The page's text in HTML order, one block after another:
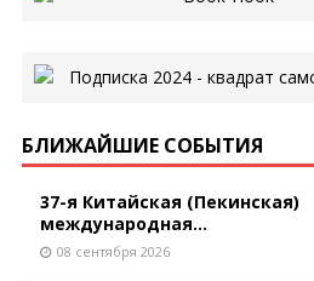
БЛИЖАЙШИЕ СОБЫТИЯ
37-я Китайская (Пекинская)
международная...
08 сентября 2026